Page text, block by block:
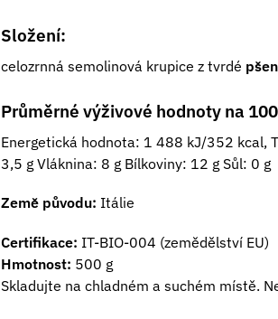
Složení:
celozrnná semolinová krupice z tvrdé
Průměrné výživové hodnoty na
Energetická hodnota: 1 488 kJ/352 kcal,
3,5 g Vláknina: 8 g Bílkoviny: 12 g Sůl: 0 g
Země původu: Itálie
Certifikace: IT-BIO-004 (zemědělství EU)
Hmotnost: 500 g
Skladujte na chladném a suchém místě.